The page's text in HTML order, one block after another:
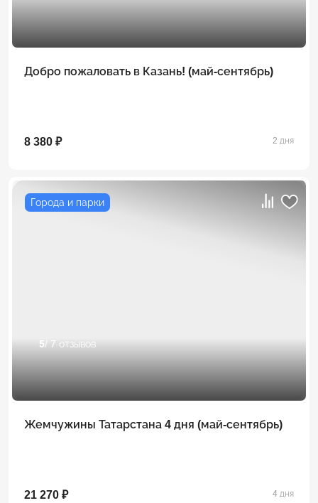
Добро пожаловать в Казань! (май-сентябрь)
8 380 ₽ 2 дня
Города и парки
5/ 7 отзывов
Жемчужины Татарстана 4 дня (май-сентябрь)
21 270 ₽ 4 дня